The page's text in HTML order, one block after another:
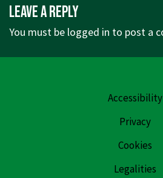
Leave a Reply
You must be logged in to post a
Accessibility
Privacy
Cookies
Legalities